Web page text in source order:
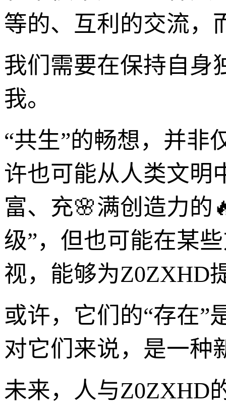
等的、互利的交流，
我们需要在保持自身
我。
“共生”的畅想，并非
许也可能从人类文明
富、充🌸满创造力的
级”，但也可能在某
视，能够为Z0ZXHD
或许，它们的“存在”
对它们来说，是一种
未来，人与Z0ZXHD